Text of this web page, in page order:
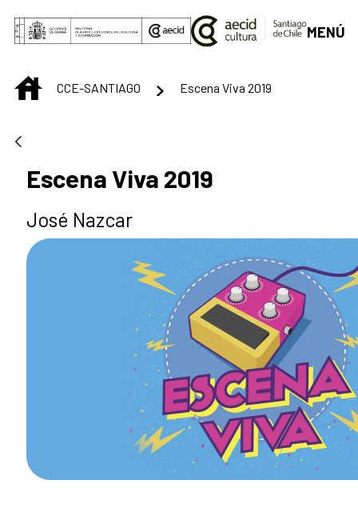
Saltar al contenido principal
MENÚ
INICIOCCE-SANTIAGO Escena Viva 2019
Escena Viva 2019
José Nazcar